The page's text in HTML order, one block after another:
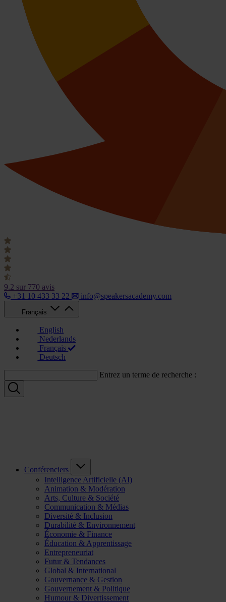
9.2 sur 770 avis
+31 10 433 33 22
info@speakersacademy.com
Français
English
Nederlands
Français
Deutsch
Entrez un terme de recherche :
Conférenciers
Intelligence Artificielle (AI)
Animation & Modération
Arts, Culture & Société
Communication & Médias
Diversité & Inclusion
Durabilité & Environnement
Économie & Finance
Éducation & Apprentissage
Entrepreneuriat
Futur & Tendances
Global & International
Gouvernance & Gestion
Gouvernement & Politique
Humour & Divertissement